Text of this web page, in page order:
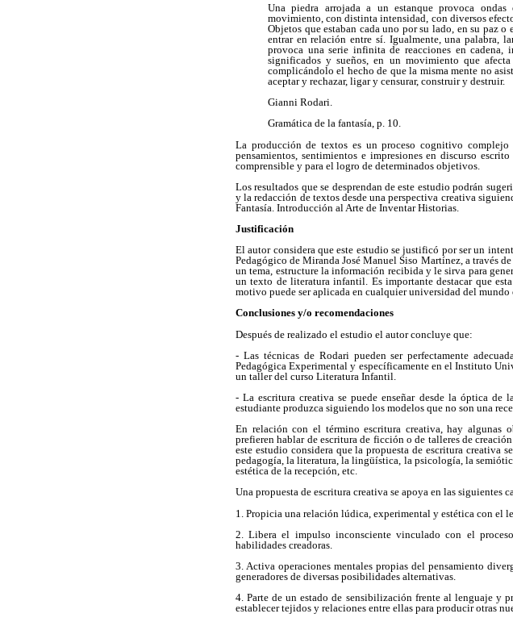
Una piedra arrojada a un estanque provoca
movimiento, con distinta intensidad, con diversos
Objetos que estaban cada uno por su lado, en su paz
entrar en relación entre sí. Igualmente, una palabra,
provoca una serie infinita de reacciones en cadena,
significados y sueños, en un movimiento que
complicándolo el hecho de que la misma mente no
aceptar y rechazar, ligar y censurar, construir y destruir.
Gianni Rodari.
Gramática de la fantasía, p. 10.
La producción de textos es un proceso cognitivo complejo
pensamientos, sentimientos e impresiones en discurso
comprensible y para el logro de determinados objetivos.
Los resultados que se desprendan de este estudio podrán
y la redacción de textos desde una perspectiva creativa
Fantasía. Introducción al Arte de Inventar Historias.
Justificación
El autor considera que este estudio se justificó por ser un
Pedagógico de Miranda José Manuel Siso Martínez, a través
un tema, estructure la información recibida y le sirva para
un texto de literatura infantil. Es importante destacar que
motivo puede ser aplicada en cualquier universidad del mundo
Conclusiones y/o recomendaciones
Después de realizado el estudio el autor concluye que:
- Las técnicas de Rodari pueden ser perfectamente
Pedagógica Experimental y específicamente en el Instituto
un taller del curso Literatura Infantil.
- La escritura creativa se puede enseñar desde la óptica
estudiante produzca siguiendo los modelos que no son una
En relación con el término escritura creativa, hay
prefieren hablar de escritura de ficción o de talleres de
este estudio considera que la propuesta de escritura
pedagogía, la literatura, la lingüística, la psicología, la
estética de la recepción, etc.
Una propuesta de escritura creativa se apoya en las siguientes
1. Propicia una relación lúdica, experimental y estética con el
2. Libera el impulso inconsciente vinculado con el
habilidades creadoras.
3. Activa operaciones mentales propias del pensamiento
generadores de diversas posibilidades alternativas.
4. Parte de un estado de sensibilización frente al lenguaje y
establecer tejidos y relaciones entre ellas para producir otras